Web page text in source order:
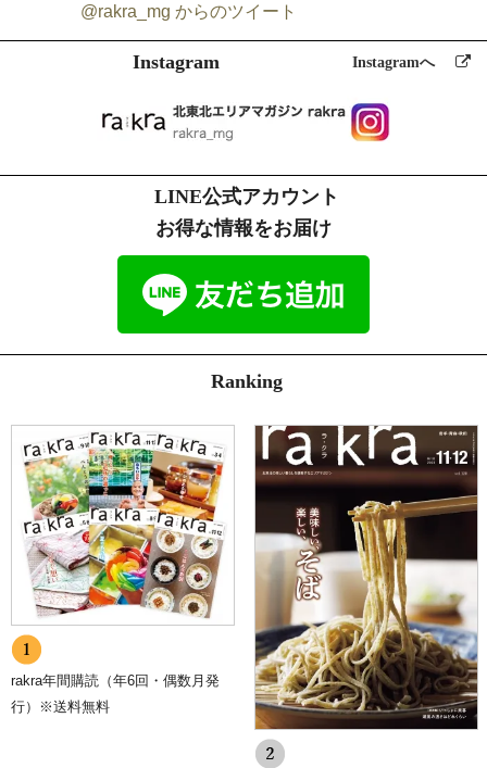
@rakra_mg からのツイート
Instagram Instagramへ
LINE公式アカウント
お得な情報をお届け
Ranking
rakra年間購読（年6回・偶数月発
行）※送料無料